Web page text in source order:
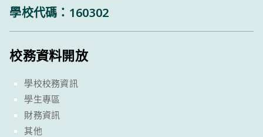
學校代碼：160302
校務資料開放
學校校務資訊
學生專區
財務資訊
其他